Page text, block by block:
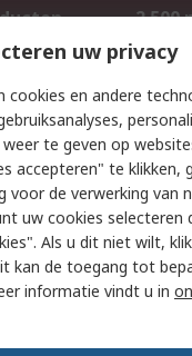
2.500
Email
uw privacy
cookies en andere
te geven op
accepteren" te klikken,
voor de verwerking van
uw cookies selecteren
Als u dit niet wilt,
kan de toegang tot
informatie vindt u in